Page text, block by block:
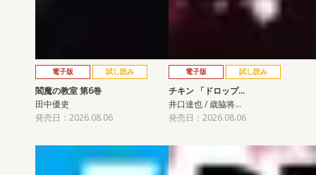
電子版 試し読み
閻魔の教室 第6巻
田中優吏
発売日：2026.08.06
電子版 試し読み
チキン 「ドロップ…
井口達也 / 歳脇将…
発売日：2026.08.06